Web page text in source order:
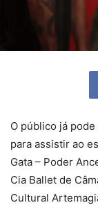
O público já
para assistir ao
Gata – Poder
Cia Ballet de
Cultural